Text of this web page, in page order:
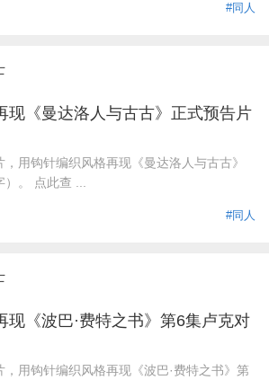
#同人
现《曼达洛人与古古》正式预告片
用钩针编织风格再现《曼达洛人与古古》
。 点此查 ...
#同人
现《波巴·费特之书》第6集卢克对
，用钩针编织风格再现《波巴·费特之书》第